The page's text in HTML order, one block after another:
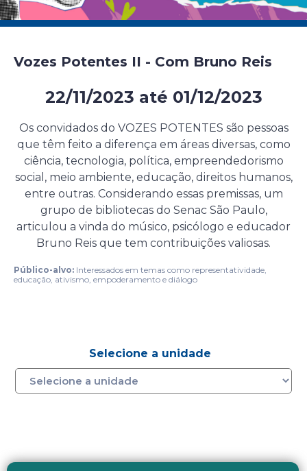
Vozes Potentes II - Com Bruno Reis
22/11/2023 até 01/12/2023
Os convidados do VOZES POTENTES são pessoas
que têm feito a diferença em áreas diversas, como
ciência, tecnologia, política, empreendedorismo
social, meio ambiente, educação, direitos humanos,
entre outras. Considerando essas premissas, um
grupo de bibliotecas do Senac São Paulo,
articulou a vinda do músico, psicólogo e educador
Bruno Reis que tem contribuições valiosas.
Público-alvo: Interessados em temas como representatividade,
educação, ativismo, empoderamento e diálogo
Selecione a unidade